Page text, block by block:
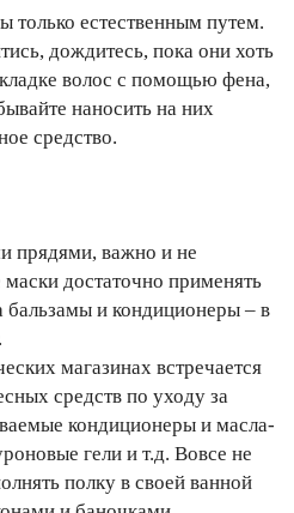
только естественным путем.
дождитесь, пока они хоть
волос с помощью фена,
наносить на них
средство.
прядями, важно и не
достаточно применять
бальзамы и кондиционеры – в
магазинах встречается
средств по уходу за
кондиционеры и масла-
гели и т.д. Вовсе не
полку в своей ванной